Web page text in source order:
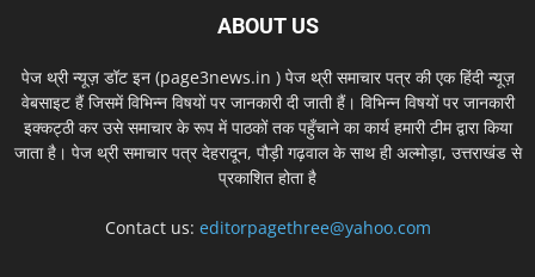
ABOUT US
पेज थ्री न्यूज़ डॉट इन (page3news.in ) पेज थ्री समाचार पत्र की एक हिंदी न्यूज़
वेबसाइट हैं जिसमें विभिन्न विषयों पर जानकारी दी जाती हैं। विभिन्न विषयों पर जानकारी
इक्कट्ठी कर उसे समाचार के रूप में पाठकों तक पहुँचाने का कार्य हमारी टीम द्वारा किया
जाता है। पेज थ्री समाचार पत्र देहरादून, पौड़ी गढ़वाल के साथ ही अल्मोड़ा, उत्तराखंड से
प्रकाशित होता है
Contact us: editorpagethree@yahoo.com